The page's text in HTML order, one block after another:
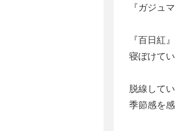
『ガジュ
『百日紅
寝ぼけて
脱線して
季節感を